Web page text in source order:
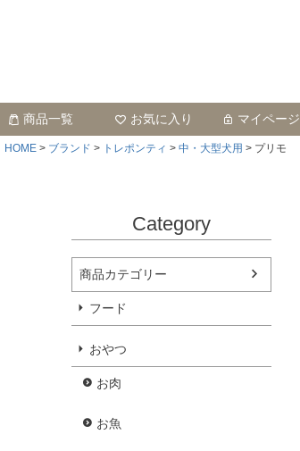
商品一覧 お気に入り マイページ
HOME ブランド トレポンティ 中・大型犬用 プリモ
Category
商品カテゴリー
フード
おやつ
お肉
お魚